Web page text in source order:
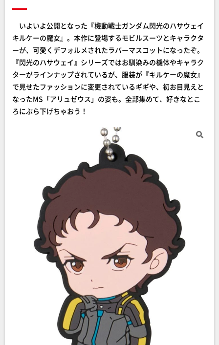
いよいよ公開となった『機動戦士ガンダム閃光のハサウェイ
キルケーの魔女』。本作に登場するモビルスーツとキャラクタ
ーが、可愛くデフォルメされたラバーマスコットになったぞ。
『閃光のハサウェイ』シリーズではお馴染みの機体やキャラク
ターがラインナップされているが、服装が『キルケーの魔女』
で見せたファッションに変更されているギギや、初お目見えと
なったMS「アリュゼウス」の姿も。全部集めて、好きなとこ
ろにぶら下げちゃおう！